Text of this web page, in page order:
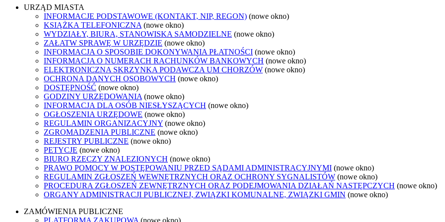
URZĄD MIASTA
INFORMACJE PODSTAWOWE (KONTAKT, NIP, REGON) (nowe okno)
KSIĄŻKA TELEFONICZNA (nowe okno)
WYDZIAŁY, BIURA, STANOWISKA SAMODZIELNE (nowe okno)
ZAŁATW SPRAWĘ W URZĘDZIE (nowe okno)
INFORMACJA O SPOSOBIE DOKONYWANIA PŁATNOŚCI (nowe okno)
INFORMACJA O NUMERACH RACHUNKÓW BANKOWYCH (nowe okno)
ELEKTRONICZNA SKRZYNKA PODAWCZA UM CHORZÓW (nowe okno)
OCHRONA DANYCH OSOBOWYCH (nowe okno)
DOSTĘPNOŚĆ (nowe okno)
GODZINY URZĘDOWANIA (nowe okno)
INFORMACJA DLA OSÓB NIESŁYSZĄCYCH (nowe okno)
OGŁOSZENIA URZĘDOWE (nowe okno)
REGULAMIN ORGANIZACYJNY (nowe okno)
ZGROMADZENIA PUBLICZNE (nowe okno)
REJESTRY PUBLICZNE (nowe okno)
PETYCJE (nowe okno)
BIURO RZECZY ZNALEZIONYCH (nowe okno)
PRAWO POMOCY W POSTĘPOWANIU PRZED SĄDAMI ADMINISTRACYJNYMI (nowe okno)
REGULAMIN ZGŁOSZEŃ WEWNĘTRZNYCH ORAZ OCHRONY SYGNALISTÓW (nowe okno)
PROCEDURA ZGŁOSZEŃ ZEWNĘTRZNYCH ORAZ PODEJMOWANIA DZIAŁAŃ NASTĘPCZYCH (nowe okno)
ORGANY ADMINISTRACJI PUBLICZNEJ, ZWIĄZKI KOMUNALNE, ZWIĄZKI GMIN (nowe okno)
ZAMÓWIENIA PUBLICZNE
PLATFORMA ZAKUPOWA (nowe okno)